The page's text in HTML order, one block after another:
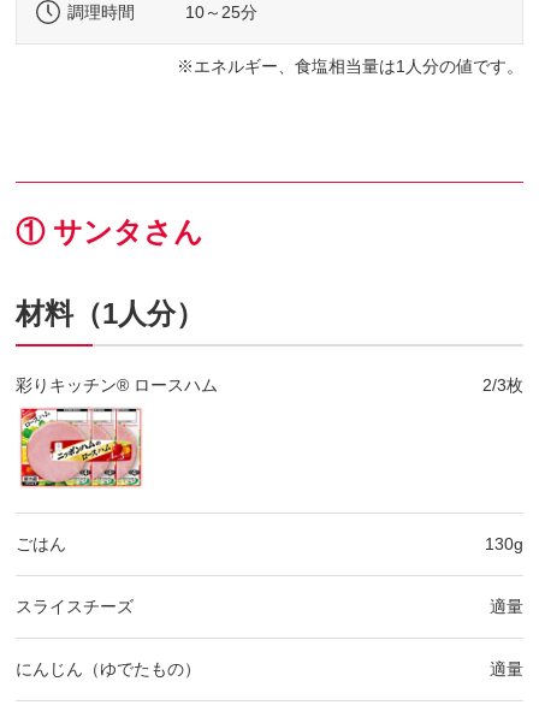
調理時間
10～25分
エネルギー、食塩相当量は1人分の値です。
① サンタさん
材料（1人分）
彩りキッチン® ロースハム 2/3枚
ごはん 130g
スライスチーズ 適量
にんじん（ゆでたもの） 適量